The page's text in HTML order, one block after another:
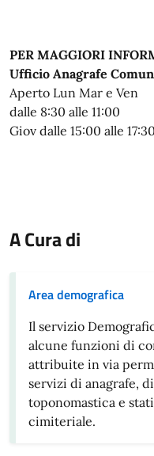
PER MAGGIORI
Ufficio Anagrafe
Aperto Lun Mar e Ven
dalle 8:30 alle 11:00
Giov dalle 15:00 alle 17:30
A Cura di
Area demografica
Il servizio
alcune funzioni di
attribuite in via
servizi di anagrafe,
toponomastica e
cimiteriale.